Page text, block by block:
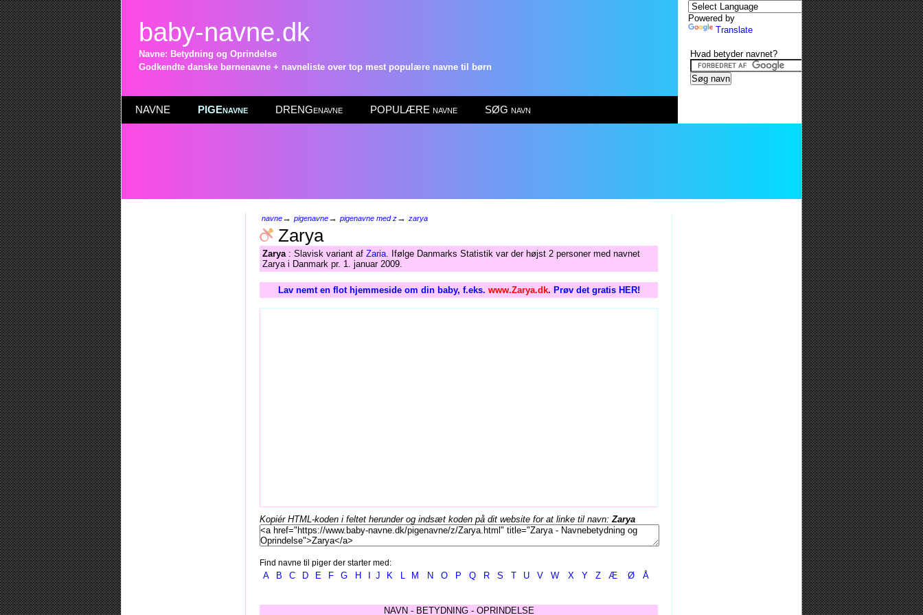
baby-navne.dk
Navne: Betydning og Oprindelse
Godkendte danske børnenavne + navneliste over top mest populære navne til børn
NAVNE PIGEnavne DRENGenavne POPULÆRE navne SØG navn
navne→ pigenavne→ pigenavne med z→ zarya
Zarya
Zarya: Slavisk variant af Zaria. Ifølge Danmarks Statistik var der højst 2 personer med navnet
Zarya i Danmark pr. 1. januar 2009.
Lav nemt en flot hjemmeside om din baby, f.eks. www.Zarya.dk. Prøv det gratis HER!
Kopiér HTML-koden i feltet herunder og indsæt koden på dit website for at linke til navn:Zarya
Find navne til piger der starter med:
A B C D E F G H J K L M N O P Q R S T U V W X Y Z Æ Ø Å
NAVN - BETYDNING - OPRINDELSE
Powered by
Translate
Hvad betyder navnet?